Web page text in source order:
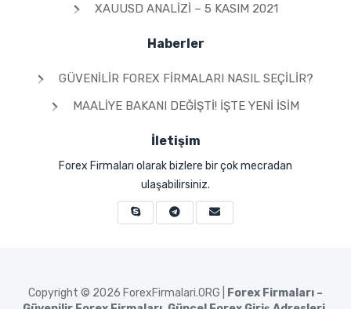
XAUUSD ANALIZI – 5 KASIM 2021
Haberler
GÜVENILIR FOREX FIRMALARI NASIL SEÇILIR?
MAALIYE BAKANI DEĞIŞTI! İŞTE YENI İSIM
İletişim
Forex Firmaları olarak bizlere bir çok mecradan
ulaşabilirsiniz.
Copyright © 2026 ForexFirmalari.ORG |
Forex Firmaları –